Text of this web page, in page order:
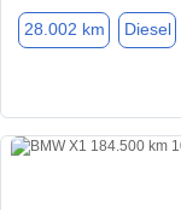
28.002 km Diesel